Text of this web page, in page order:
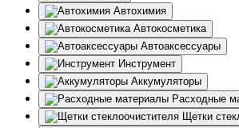
Автохимия
Автокосметика
Автоаксессуары
Инструмент
Аккумуляторы
Расходные
Щетки